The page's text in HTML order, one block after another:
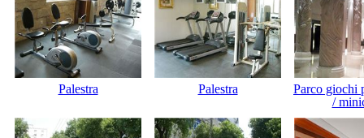
Palestra Palestra
Parco giochi
/